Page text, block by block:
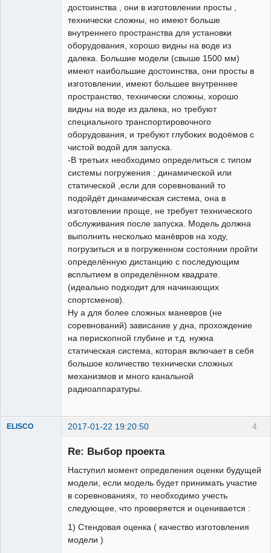
достоинства , они в изготовлении просты ,
технически сложны, но имеют больше
внутреннего пространства для установки
оборудования, хорошо видны на воде из
далека. Большие модели (свыше 1500 мм)
имеют наибольшие достоинства, они просты в
изготовлении, имеют большее внутреннее
пространство, технически сложны, хорошо
видны на воде из далека, но требуют
специального транспортировочного
оборудования, и требуют глубоких водоёмов с
чистой водой для запуска.
-В третьих необходимо определиться с типом
системы погружения : динамической или
статической ,если для соревнований то
подойдёт динамическая система, она в
изготовлении проще, не требует технического
обслуживания после запуска. Модель должна
выполнить несколько манёвров на ходу,
погрузиться и в погруженном состоянии пройти
определённую дистанцию с последующим
всплытием в определённом квадрате.
(идеально подходит для начинающих
спортсменов).
Ну а для более сложных маневров (не
соревнований) зависание у дна, прохождение
на перископной глубине и т.д. нужна
статическая система, которая включает в себя
большое количество технически сложных
механизмов и много канальной
радиоаппаратуры.
4
ELISCO 2017-01-22 19:20:50
Re: Выбор проекта
Наступил момент определения оценки будущей
модели, если модель будет принимать участие
в соревнованиях, то необходимо учесть
следующее, что проверяется и оценивается :
1) Стендовая оценка ( качество изготовления
модели )